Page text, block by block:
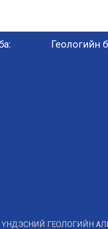
Геологийн
ҮНДЭСНИЙ ГЕОЛОГИЙН